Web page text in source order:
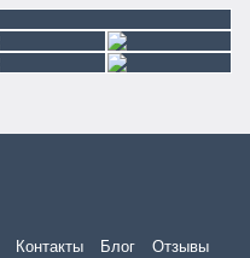
Контакты Блог
Отзывы